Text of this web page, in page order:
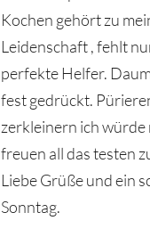
Kochen gehört zu
Leidenschaft , fehlt
perfekte Helfer.
fest gedrückt.
zerkleinern ich würde
freuen all das testen
Liebe Grüße und ein
Sonntag.